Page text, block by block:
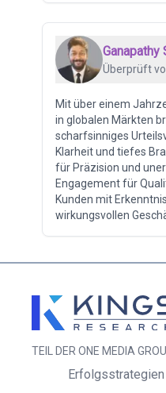
Ganapathy
Überprüft
Mit über einem
in globalen Märkten
scharfsinniges
Klarheit und tiefes
für Präzision und
Engagement für
Kunden mit
wirkungsvollen
TEIL DER ONE MEDIA